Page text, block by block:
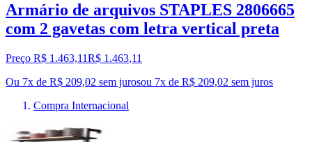
Armário de arquivos STAPLES 2806665
com 2 gavetas com letra vertical preta
Preço R$ 1.463,11R$ 1.463,11
Ou 7x de R$ 209,02 sem jurosou 7x de R$ 209,02 sem juros
Compra Internacional